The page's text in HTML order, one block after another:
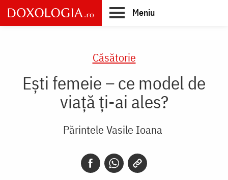
Skip
to
main
Meniu
Căsătorie
Ești femeie – ce model de
viață ți-ai ales?
Părintele Vasile Ioana